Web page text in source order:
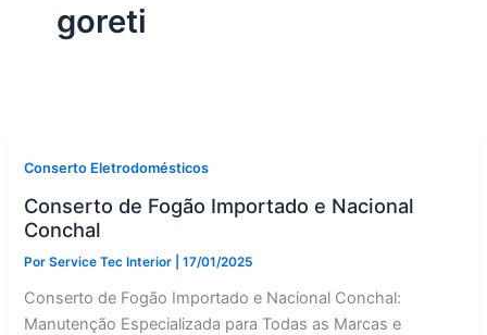
goreti
Conserto Eletrodomésticos
Conserto de Fogão Importado e Nacional
Conchal
PorService Tec Interior |17/01/2025
Conserto de Fogão Importado e Nacional Conchal:
Manutenção Especializada para Todas as Marcas e